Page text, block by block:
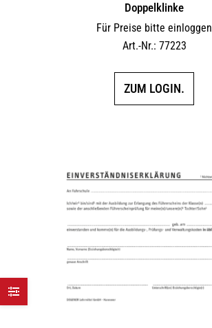
Doppelklinke
Für Preise bitte einloggen
Art.-Nr.: 77223
ZUM LOGIN.